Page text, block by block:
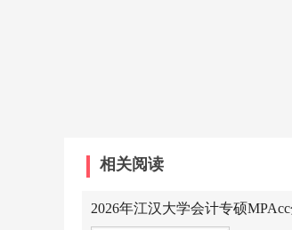
相关阅读
2026年江汉大学会计专硕